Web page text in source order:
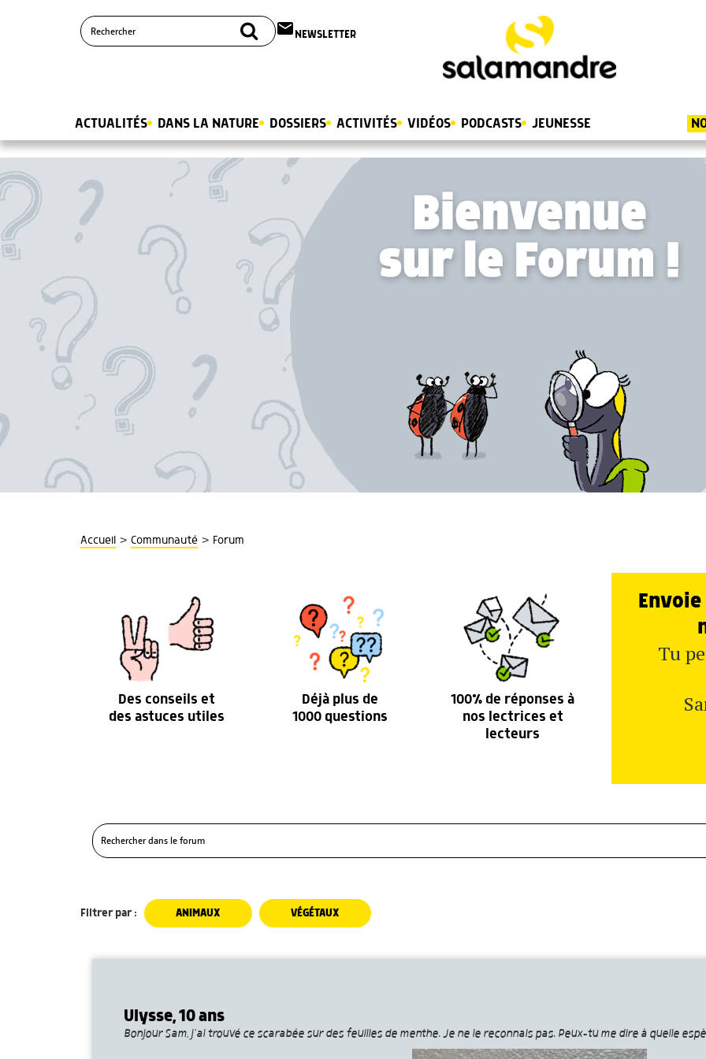
email NEWSLETTER
ACTUALITÉS DANS LA NATURE DOSSIERS ACTIVITÉS VIDÉOS PODCASTS JEUNESSE
Accueil > Communauté > Forum
Des conseils et
des astuces utiles
Déjà plus de
1000 questions
100% de réponses à
nos lectrices et
lecteurs
Tu
Filtrer par : ANIMAUX VÉGÉTAUX
Ulysse, 10 ans
Bonjour Sam, j’ai trouvé ce scarabée sur des feuilles de menthe. Je ne le reconnais pas. Peux-tu me dire à quelle